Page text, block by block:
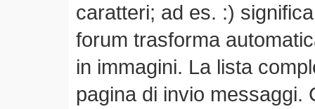
caratteri; ad es. :)
forum trasforma
in immagini. La lista
pagina di invio messaggi.